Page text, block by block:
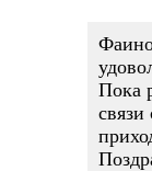
Пока
связи